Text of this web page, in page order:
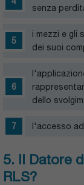
senza
i mezzi e gli
dei suoi
dello
l'accesso
5. Il Datore
RLS?